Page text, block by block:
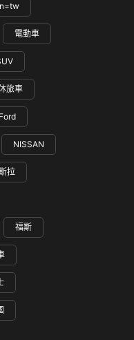
電動車
旅車
Ford
NISSAN
拉
福斯